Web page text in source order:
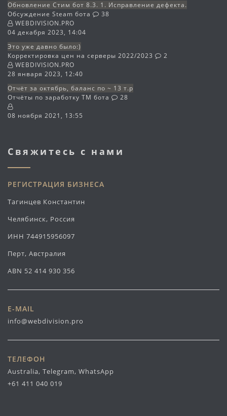
Обновление Стим бот 8.3. 1. Исправление дефекта.
Обсуждение Steam бота
38
WEBDIVISION.PRO
04 декабря 2023, 14:04
Это уже давно было:)
Корректировка цен на серверы 2022/2023
2
WEBDIVISION.PRO
28 января 2023, 12:40
Отчёт за октябрь, баланс по ~ 13 т.р
Отчёты по заработку TM бота
28
08 ноября 2021, 13:55
Свяжитесь с нами
РЕГИСТРАЦИЯ БИЗНЕСА
Тагинцев Константин
Челябинск, Россия
ИНН 744915956097
Перт, Австралия
ABN 52 414 930 356
E-MAIL
info@webdivision.pro
ТЕЛЕФОН
Australia, Telegram, WhatsApp
+61 411 040 019